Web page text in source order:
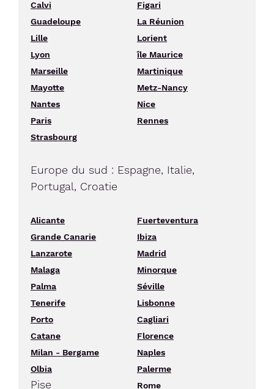
Calvi
Figari
Guadeloupe
La Réunion
Lille
Lorient
Lyon
île Maurice
Marseille
Martinique
Mayotte
Metz-Nancy
Nantes
Nice
Paris
Rennes
Strasbourg
Europe du sud : Espagne, Italie,
Portugal, Croatie
Alicante
Fuerteventura
Grande Canarie
Ibiza
Lanzarote
Madrid
Malaga
Minorque
Palma
Séville
Tenerife
Lisbonne
Porto
Cagliari
Catane
Florence
Milan - Bergame
Naples
Olbia
Palerme
Pise Rome